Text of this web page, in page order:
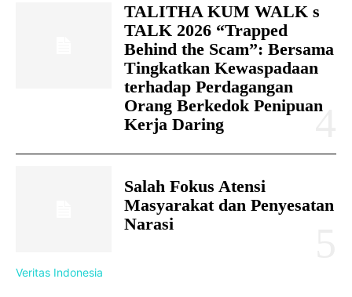
TALITHA KUM WALK s
TALK 2026 “Trapped
Behind the Scam”: Bersama
Tingkatkan Kewaspadaan
terhadap Perdagangan
Orang Berkedok Penipuan
Kerja Daring
Salah Fokus Atensi
Masyarakat dan Penyesatan
Narasi
Veritas Indonesia